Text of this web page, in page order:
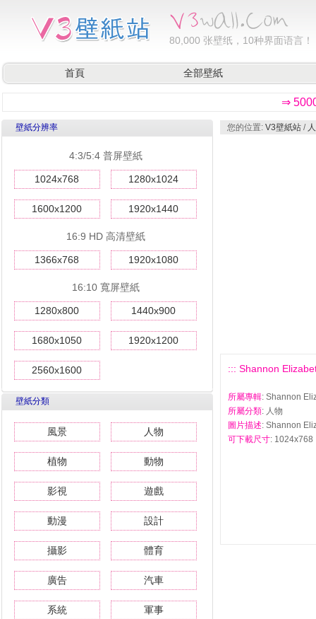
80,000 张壁纸，10种界面语言！
首頁 全部壁紙
⇒
壁紙分辨率
4:3/5:4 普屏壁紙
1024x768 1280x1024
1600x1200 1920x1440
16:9 HD 高清壁紙
1366x768 1920x1080
16:10 寬屏壁紙
1280x800 1440x900
1680x1050 1920x1200
2560x1600
壁紙分類
風景 人物
植物 動物
影視 遊戲
動漫 設計
攝影 體育
廣告 汽車
系統 軍事
您的位置: V3壁紙站 /
::: Shannon
所屬專輯: Shannon
所屬分類: 人物
圖片描述: Shannon
可下載尺寸: